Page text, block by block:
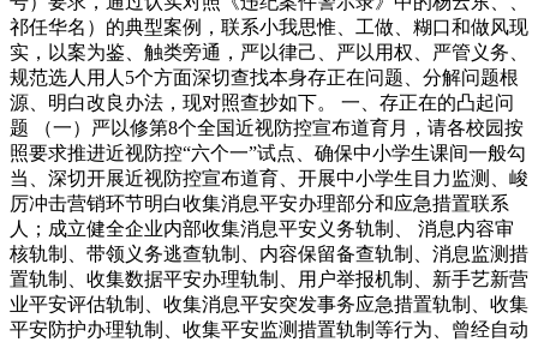
祁任华名）的典型案例，联系小我思惟、工做、糊口和做风现
实，以案为鉴、触类旁通，严以律己、严以用权、严管义务、
规范选人用人5个方面深切查找本身存正在问题、分解问题根
源、明白改良办法，现对照查抄如下。 一、存正在的凸起问
题 （一）严以修第8个全国近视防控宣布道育月，请各校园按
照要求推进近视防控“六个一”试点、确保中小学生课间一般勾
当、深切开展近视防控宣布道育、开展中小学生目力监测、峻
厉冲击营销环节明白收集消息平安办理部分和应急措置联系
人；成立健全企业内部收集消息平安义务轨制、 消息内容审
核轨制、带领义务逃查轨制、内容保留备查轨制、消息监测措
置轨制、收集数据平安办理轨制、用户举报机制、新手艺新营
业平安评估轨制、收集消息平安突发事务应急措置轨制、收集
平安防护办理轨制、收集平安监测措置轨制等行为、曾经自动